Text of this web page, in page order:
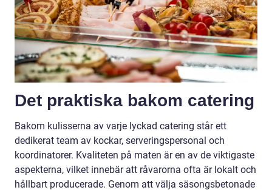
Det praktiska bakom catering
Bakom kulisserna av varje lyckad catering står ett
dedikerat team av kockar, serveringspersonal och
koordinatorer. Kvaliteten på maten är en av de viktigaste
aspekterna, vilket innebär att råvarorna ofta är lokalt och
hållbart producerade. Genom att välja säsongsbetonade